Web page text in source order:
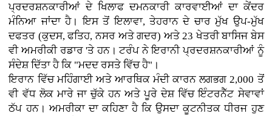
ਪ੍ਰਦਰਸ਼ਨਕਾਰੀਆਂ ਦੇ ਖਿਲਾਫ ਦਮਨਕਾਰੀ ਕਾਰਵਾਈਆਂ ਦਾ ਕੇਂਦਰ
ਮੰਨਿਆ ਜਾਂਦਾ ਹੈ। ਇਸ ਤੋਂ ਇਲਾਵਾ, ਤੇਹਰਾਨ ਦੇ ਚਾਰ ਮੁੱਖ ਉਪ-ਮੁੱਖ
ਦਫਤਰ (ਕੁਦਸ, ਫਤਿਹ, ਨਸਰ ਅਤੇ ਗਦਰ) ਅਤੇ 23 ਖੇਤਰੀ ਬਾਸਿਜ ਬੇਸ
ਵੀ ਅਮਰੀਕੀ ਰਡਾਰ 'ਤੇ ਹਨ। ਟਰੰਪ ਨੇ ਇਰਾਨੀ ਪ੍ਰਦਰਸ਼ਨਕਾਰੀਆਂ ਨੂੰ
ਸੰਦੇਸ਼ ਦਿੱਤਾ ਹੈ ਕਿ "ਮਦਦ ਰਸਤੇ ਵਿੱਚ ਹੈ"।
ਇਰਾਨ ਵਿੱਚ ਮਹਿੰਗਾਈ ਅਤੇ ਆਰਥਿਕ ਮੰਦੀ ਕਾਰਨ ਲਗਭਗ 2,000 ਤੋਂ
ਵੀ ਵੱਧ ਲੋਕ ਮਾਰੇ ਜਾ ਚੁੱਕੇ ਹਨ ਅਤੇ ਪੂਰੇ ਦੇਸ਼ ਵਿੱਚ ਇੰਟਰਨੈੱਟ ਸੇਵਾਵਾਂ
ਠੱਪ ਹਨ। ਅਮਰੀਕਾ ਦਾ ਕਹਿਣਾ ਹੈ ਕਿ ਉਸਦਾ ਕੂਟਨੀਤਕ ਧੀਰਜ ਹੁਣ